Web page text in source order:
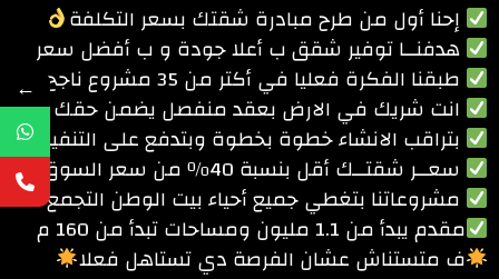
إحنا أول من طرح مبادرة شقتك بسعر التكلفة
هدفنــا توفير شقق ب أعلا جودة و ب أفضل سعر
طبقنا الفكرة فعليا في أكتر من 35 مشروع ناجح
انت شريك في الارض بعقد منفصل يضمن حقك
بتراقب الانشاء خطوة بخطوة وبتدفع على التنفيذ
سعــر شقتــك أقل بنسبة 40٪ من سعر السوق
مشروعاتنا بتغطي جميع أحياء بيت الوطن التجمع
مقدم يبدأ من 1.1 مليون ومساحات تبدأ من 160 م
ف متستناش عشان الفرصة دي تستاهل فعلا
←